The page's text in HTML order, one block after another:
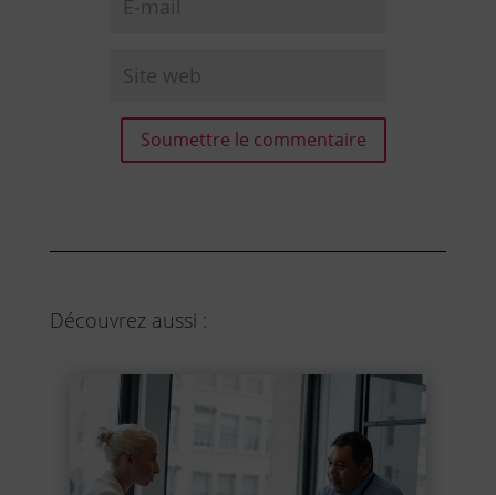
Soumettre le commentaire
Découvrez aussi :